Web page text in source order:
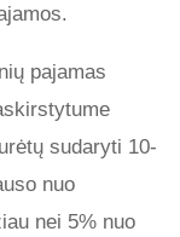
pajamas
sudaryti 10-
nuo
nei 5% nuo